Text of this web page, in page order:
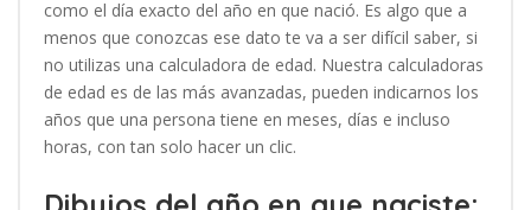
como el día exacto del año en que nació. Es algo que a
menos que conozcas ese dato te va a ser difícil saber, si
no utilizas una calculadora de edad. Nuestra calculadoras
de edad es de las más avanzadas, pueden indicarnos los
años que una persona tiene en meses, días e incluso
horas, con tan solo hacer un clic.